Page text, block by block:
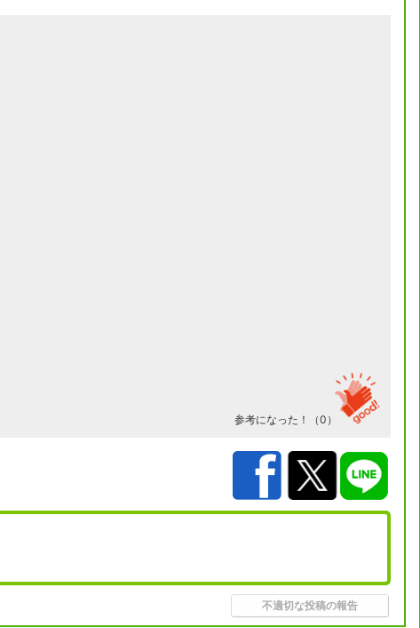
参考になった！（0 ）
不適切な投稿の報告